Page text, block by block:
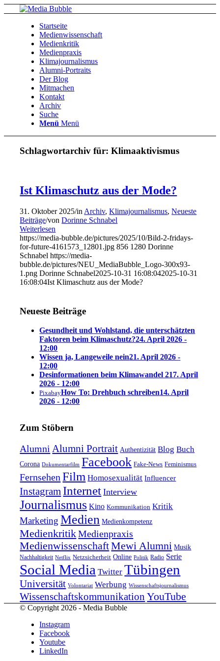
Startseite
Medienwissenschaft
Medienkritik
Medienpraxis
Klimajournalismus
Alumni-Portraits
Der Blog
Mitmachen
Kontakt
Archiv
Suche
Menü Menü
Schlagwortarchiv für:Klimaaktivismus
Ist Klimaschutz aus der Mode?
31. Oktober 2025/in Archiv,Klimajournalismus,Neueste
Beiträge/vonDorinne Schnabel
Weiterlesen
https://media-bubble.de/pictures/2025/10/Bild-2-fridays-
for-future-4161573_12801.jpg 856 1280 Dorinne
Schnabel https://media-
bubble.de/pictures/NEU_MediaBubble_Logo-300x93-
1.png Dorinne Schnabel2025-10-31 16:08:042025-10-31
16:08:04Ist Klimaschutz aus der Mode?
Neueste Beiträge
Gesundheit und Wohlstand, die unterschätzten
Faktoren beim Klimaschutz?24. April 2026 -
12:00
Wissen ja, Langeweile nein21. April 2026 -
12:00
Desinformationen beim Klimawandel 217. April
2026 - 12:00
PixabayHow To: Drehbuch schreiben14. April
2026 - 12:00
Zum Stöbern
Alumni Alumni Portrait Authentizität Blog Buch
Corona Dokumentarfilm Facebook Fake-News Feminismus
Fernsehen Film Homosexualität Influencer
Instagram Internet Interview
Journalismus Kino Kommunikation Kritik
Marketing Medien Medienkompetenz
Medienkritik Medienpraxis
MedienwissenschaftMewi Alumni Musik
Nachhaltigkeit Netflix Netzsicherheit Online Politik Radio Serie
Social Media Twitter Tübingen
Universität Volontariat Werbung Wissenschaftsjournalismus
Wissenschaftskommunikation YouTube
© Copyright 2026 - Media Bubble
Instagram
Facebook
Youtube
LinkedIn